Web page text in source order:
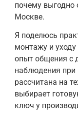
почему выгодно
Москве.
Я поделюсь
монтажу и
опыт общения с
наблюдения при
рассчитана на
выбирает
ключ у